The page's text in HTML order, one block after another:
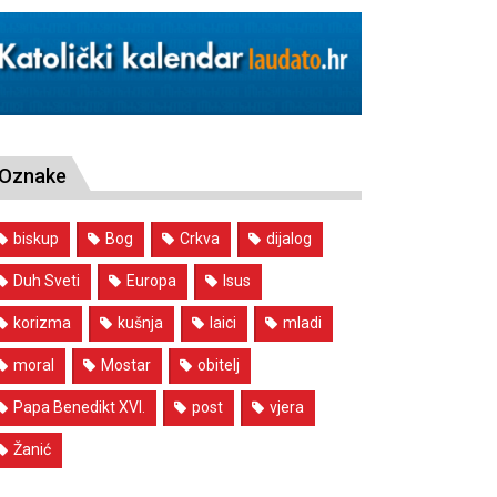
Oznake
biskup Bog Crkva dijalog
Duh Sveti Europa Isus
korizma kušnja laici mladi
moral Mostar obitelj
Papa Benedikt XVI. post vjera
Žanić